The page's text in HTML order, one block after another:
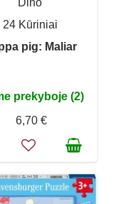
Dino
24 Kūriniai
pig: Maliar
prekyboje (2)
6,70 €